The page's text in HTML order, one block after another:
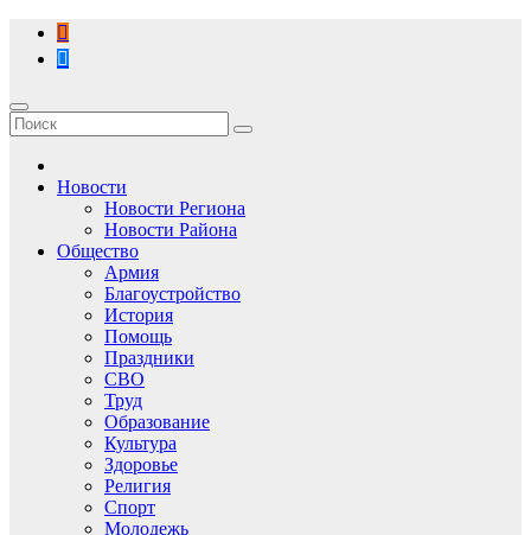
Перейти
содержимому
Новости
Новости Региона
Новости Района
Общество
Армия
Благоустройство
История
Помощь
Праздники
СВО
Труд
Образование
Культура
Здоровье
Религия
Спорт
Молодежь